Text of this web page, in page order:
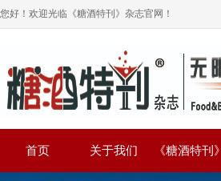
您好！欢迎光临《糖酒特刊》杂志官网！
首页 关于我们 《糖酒特刊》